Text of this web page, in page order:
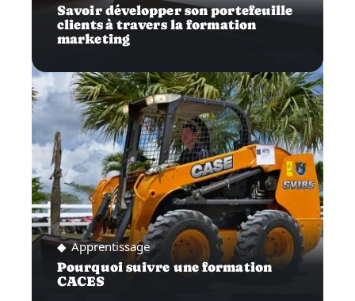
Savoir développer son portefeuille
clients à travers la formation
marketing
Apprentissage
Pourquoi suivre une formation
CACES